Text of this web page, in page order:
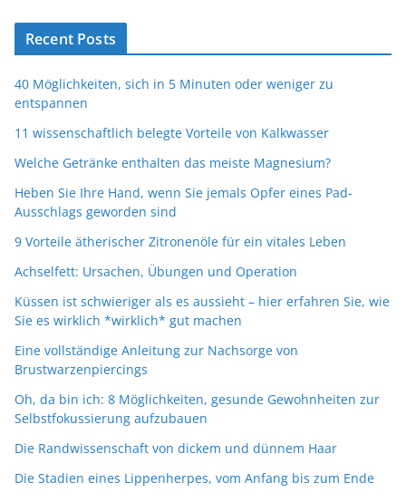
Recent Posts
40 Möglichkeiten, sich in 5 Minuten oder weniger zu
entspannen
11 wissenschaftlich belegte Vorteile von Kalkwasser
Welche Getränke enthalten das meiste Magnesium?
Heben Sie Ihre Hand, wenn Sie jemals Opfer eines Pad-
Ausschlags geworden sind
9 Vorteile ätherischer Zitronenöle für ein vitales Leben
Achselfett: Ursachen, Übungen und Operation
Küssen ist schwieriger als es aussieht – hier erfahren Sie, wie
Sie es wirklich *wirklich* gut machen
Eine vollständige Anleitung zur Nachsorge von
Brustwarzenpiercings
Oh, da bin ich: 8 Möglichkeiten, gesunde Gewohnheiten zur
Selbstfokussierung aufzubauen
Die Randwissenschaft von dickem und dünnem Haar
Die Stadien eines Lippenherpes, vom Anfang bis zum Ende